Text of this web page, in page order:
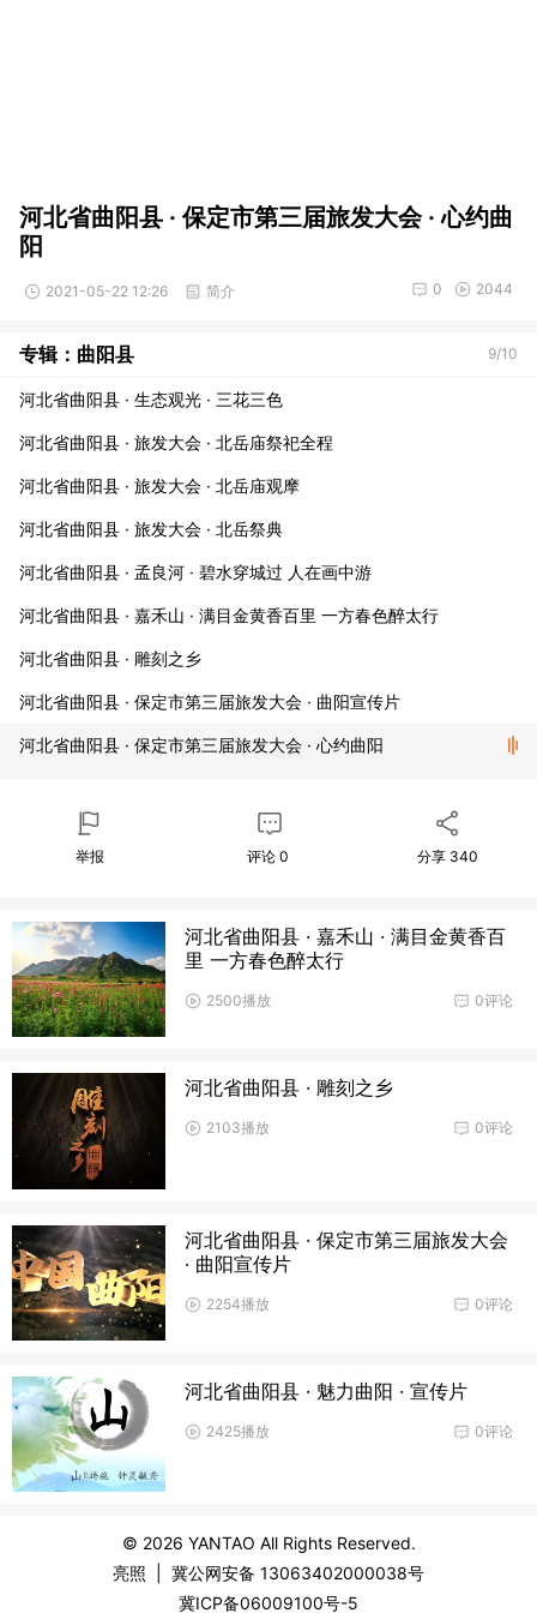
河北省曲阳县 · 保定市第三届旅发大会 · 心约曲
阳
2021-05-22 12:26 简介 2044
0
9/10
专辑：曲阳县
河北省曲阳县 · 生态观光 · 三花三色
河北省曲阳县 · 旅发大会 · 北岳庙祭祀全程
河北省曲阳县 · 旅发大会 · 北岳庙观摩
河北省曲阳县 · 旅发大会 · 北岳祭典
河北省曲阳县 · 孟良河 · 碧水穿城过 人在画中游
河北省曲阳县 · 嘉禾山 · 满目金黄香百里 一方春色醉太行
河北省曲阳县 · 雕刻之乡
河北省曲阳县 · 保定市第三届旅发大会 · 曲阳宣传片
河北省曲阳县 · 保定市第三届旅发大会 · 心约曲阳
举报 评论0 分享 340
河北省曲阳县 · 嘉禾山 · 满目金黄香百
里 一方春色醉太行
0评论
2500播放
河北省曲阳县 · 雕刻之乡
0评论
2103播放
河北省曲阳县 · 保定市第三届旅发大会
· 曲阳宣传片
0评论
2254播放
河北省曲阳县 · 魅力曲阳 · 宣传片
0评论
2425播放
© 2026 YANTAO All Rights Reserved.
亮照
冀公网安备 13063402000038号
冀ICP备06009100号-5